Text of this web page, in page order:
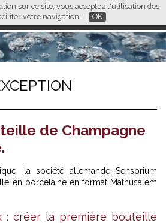
sur ce site, vous acceptez l'utilisation des
votre navigation.
OK
FR EN CN
de Champagne
la société allemande Sensorium
en porcelaine en format Mathusalem
: créer la première bouteille